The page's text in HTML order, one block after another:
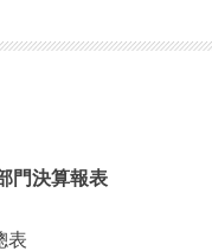
門決算報表
表